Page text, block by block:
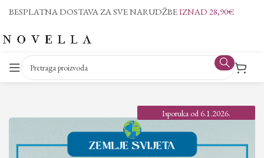
BESPLATNA DOSTAVA ZA SVE NARUDŽBEIZNAD 28,90€
Isporuka od 6.1.2026.